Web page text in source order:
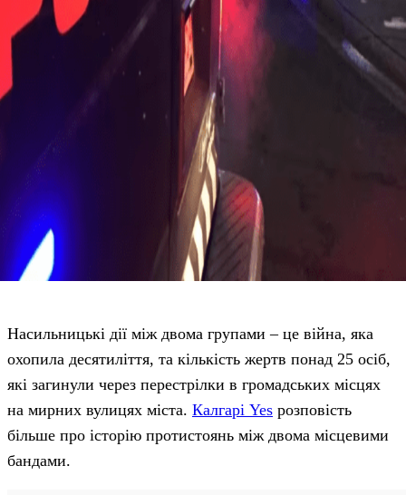
Насильницькі дії між двома групами – це війна, яка
охопила десятиліття, та кількість жертв понад 25 осіб,
які загинули через перестрілки в громадських місцях
на мирних вулицях міста. Калгарі Yes розповість
більше про історію протистоянь між двома місцевими
бандами.